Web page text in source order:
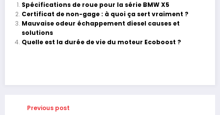
Spécifications de roue pour la série BMW X5
Certificat de non-gage : à quoi ça sert vraiment ?
Mauvaise odeur échappement diesel causes et
solutions
Quelle est la durée de vie du moteur Ecoboost ?
Previous post